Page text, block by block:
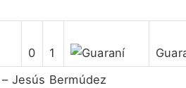
0 1
Jesús Bermúdez